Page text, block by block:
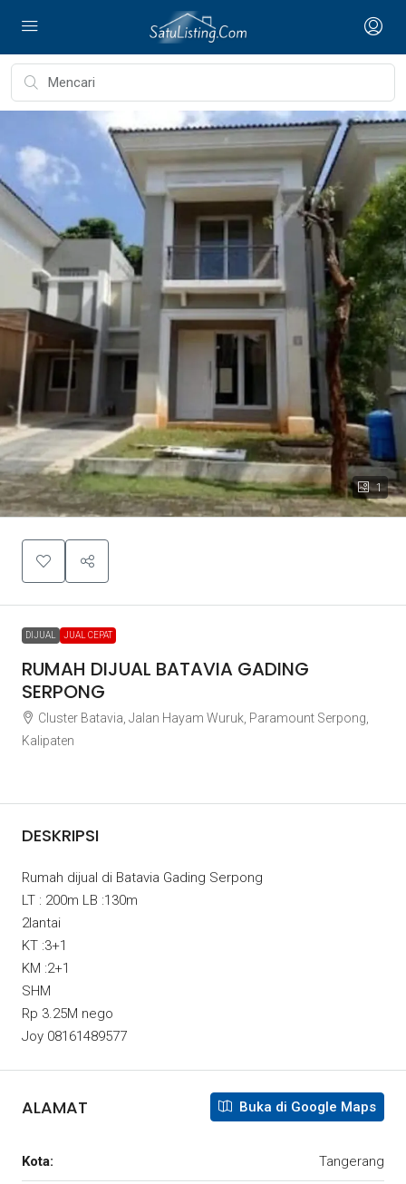
1
DIJUAL JUAL CEPAT
RUMAH DIJUAL BATAVIA GADING
SERPONG
Cluster Batavia, Jalan Hayam Wuruk, Paramount Serpong,
Kalipaten
DESKRIPSI
Rumah dijual di Batavia Gading Serpong
LT : 200m LB :130m
2lantai
KT :3+1
KM :2+1
SHM
Rp 3.25M nego
Joy 08161489577
ALAMAT Buka di Google Maps
Kota: Tangerang